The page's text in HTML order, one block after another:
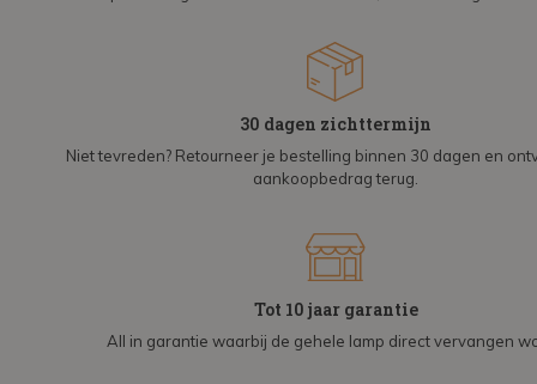
30 dagen zichttermijn
Niet tevreden? Retourneer je bestelling binnen 30 dagen en
aankoopbedrag terug.
Tot 10 jaar garantie
All in garantie waarbij de gehele lamp direct vervangen